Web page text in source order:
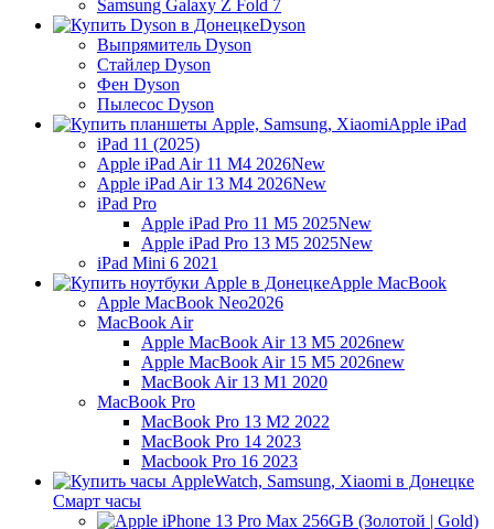
Samsung Galaxy Z Fold 7
Dyson
Выпрямитель Dyson
Стайлер Dyson
Фен Dyson
Пылесос Dyson
Apple iPad
iPad 11 (2025)
Apple iPad Air 11 M4 2026New
Apple iPad Air 13 M4 2026New
iPad Pro
Apple iPad Pro 11 M5 2025New
Apple iPad Pro 13 M5 2025New
iPad Mini 6 2021
Apple MacBook
Apple MacBook Neo2026
MacBook Air
Apple MacBook Air 13 M5 2026new
Apple MacBook Air 15 M5 2026new
MacBook Air 13 M1 2020
MacBook Pro
MacBook Pro 13 M2 2022
MacBook Pro 14 2023
Macbook Pro 16 2023
Смарт часы